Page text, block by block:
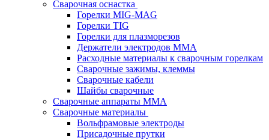
Сварочная оснастка
Горелки MIG-MAG
Горелки TIG
Горелки для плазморезов
Держатели электродов ММА
Расходные материалы к сварочным горелкам
Сварочные зажимы, клеммы
Сварочные кабели
Шайбы сварочные
Сварочные аппараты MMA
Сварочные материалы
Вольфрамовые электроды
Присадочные прутки